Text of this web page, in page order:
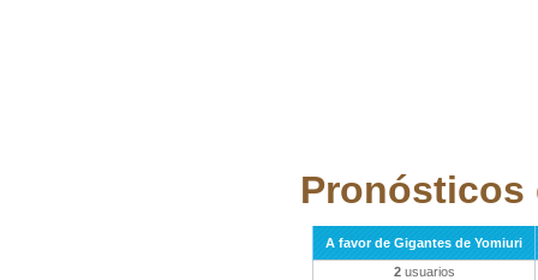
Pronósticos
A favor de Gigantes de Yomiuri
2usuarios